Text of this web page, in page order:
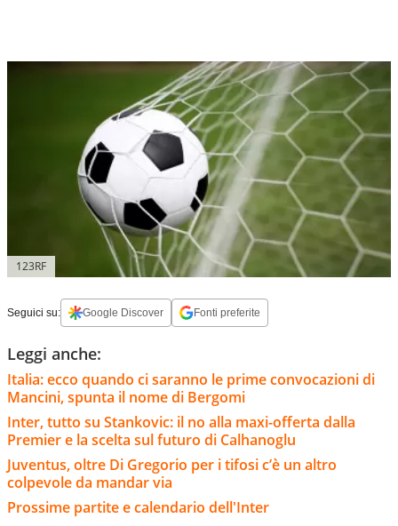
123RF
Seguici su: Google Discover Fonti preferite
Leggi anche:
Italia: ecco quando ci saranno le prime convocazioni di
Mancini, spunta il nome di Bergomi
Inter, tutto su Stankovic: il no alla maxi-offerta dalla
Premier e la scelta sul futuro di Calhanoglu
Juventus, oltre Di Gregorio per i tifosi c’è un altro
colpevole da mandar via
Prossime partite e calendario dell'Inter